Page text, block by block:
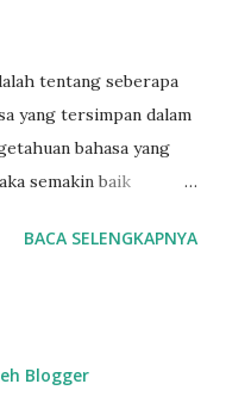
tentang seberapa
yang tersimpan dalam
bahasa yang
semakin baik
rekaman
sama seperti
BACA SELENGKAPNYA
Blogger